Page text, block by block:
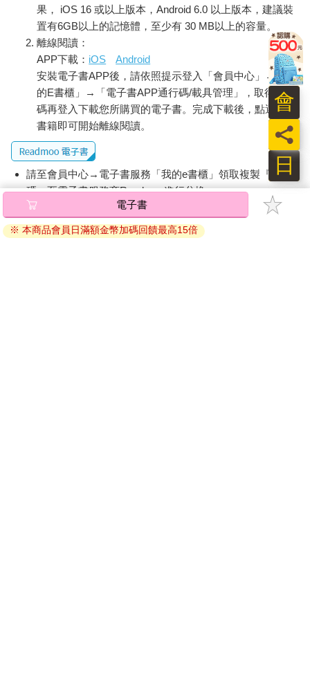
果， iOS 16 或以上版本，Android 6.0 以上版本，建議裝
置有6GB以上的記憶體，至少有 30 MB以上的容量。
離線閱讀：
APP下載： iOS
Android
安裝電子書APP後，請依照提示登入「會員中心」→「我
的E書櫃」→「電子書APP通行碼/載具管理」，取得通行
碼再登入下載您所購買的電子書。完成下載後，點選任一
書籍即可開始離線閱讀。
請至會員中心→電子書服務「我的e書櫃」領取複製『兌換
碼』至電子書服務商Readmoo進行兌換。
退換貨須知：
因版權保護，您在金石堂所購買的電子書僅能以金石堂專屬
電子書
※ 本商品會員日滿額金幣加碼回饋最高15倍
日
員
會